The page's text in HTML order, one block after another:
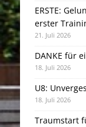
ERSTE:
erster
21. Juli 2026
DANKE für
18. Juli 2026
U8:
18. Juli 2026
Traumstart